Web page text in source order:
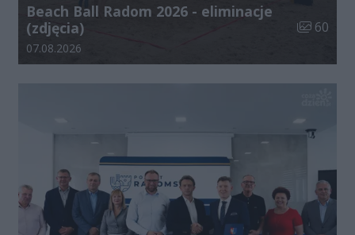
Beach Ball Radom 2026 - eliminacje
(zdjęcia)
Liczba
60
Data dodania galerii:
07.08.2026